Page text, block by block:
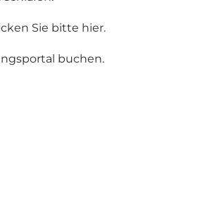
Sie bitte hier.
buchen.